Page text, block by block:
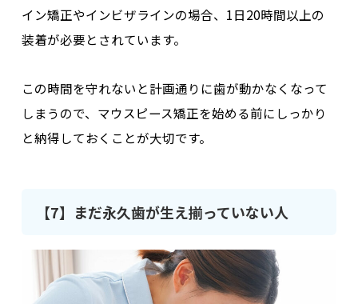
イン矯正やインビザラインの場合、1日20時間以上の
装着が必要とされています。
この時間を守れないと計画通りに歯が動かなくなって
しまうので、 マウスピース矯正を始める前にしっかり
と納得しておく ことが大切です。
【7】まだ永久歯が生え揃っていない人